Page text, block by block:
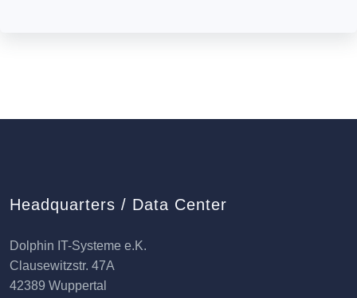
Headquarters / Data Center
Dolphin IT-Systeme e.K.
Clausewitzstr. 47A
42389 Wuppertal